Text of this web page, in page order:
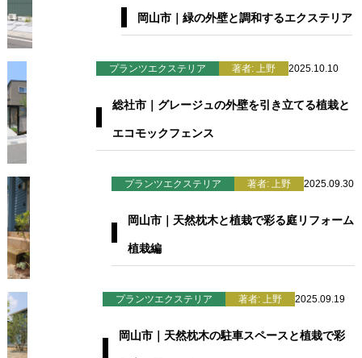
岡山市｜緑の外壁と調和するエクステリア
プランツエクステリア 著者: 上野 2025.10.10
総社市｜グレージュの外壁を引き立てる植栽と
エコモックフェンス
プランツエクステリア 著者: 上野 2025.09.30
岡山市｜天然枕木と植栽で彩る庭リフォーム
植栽編
プランツエクステリア 著者: 上野 2025.09.19
岡山市｜天然枕木の駐車スペースと植栽で彩